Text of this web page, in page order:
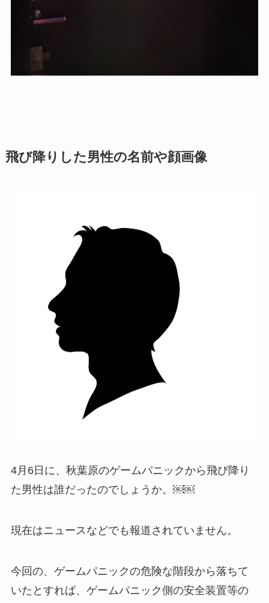
飛び降りした男性の名前や顔画像
4月6日に、秋葉原のゲームパニックから飛び降り
た男性は誰だったのでしょうか。￼￼
現在はニュースなどでも報道されていません。
今回の、ゲームパニックの危険な階段から落ちて
いたとすれば、ゲームパニック側の安全装置等の